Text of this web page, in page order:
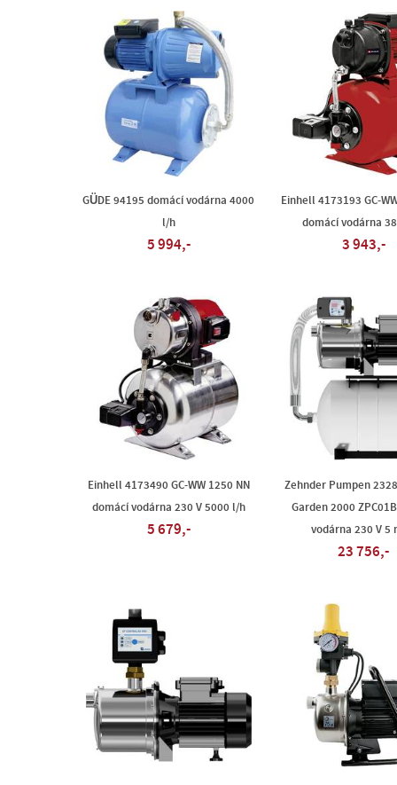
GÜDE 94195 domácí vodárna 4000
l/h
5 994,-
Einhell 4173193 GC-
domácí vodárna
3 943,-
Einhell 4173490 GC-WW 1250 NN
domácí vodárna 230 V 5000 l/h
5 679,-
Zehnder Pumpen
Garden 2000
vodárna 230 V 5
23 756,-